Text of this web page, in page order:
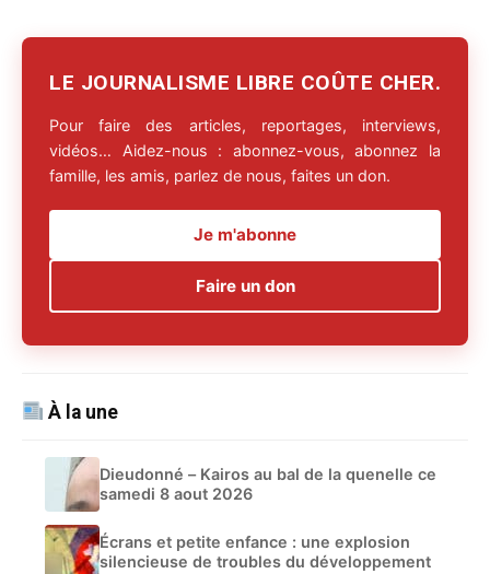
LE JOURNALISME LIBRE COÛTE CHER.
Pour faire des articles, reportages, interviews,
vidéos… Aidez-nous : abonnez-vous, abonnez la
famille, les amis, parlez de nous, faites un don.
Je m'abonne
Faire un don
À la une
Dieudonné – Kairos au bal de la quenelle ce
samedi 8 aout 2026
Écrans et petite enfance : une explosion
silencieuse de troubles du développement